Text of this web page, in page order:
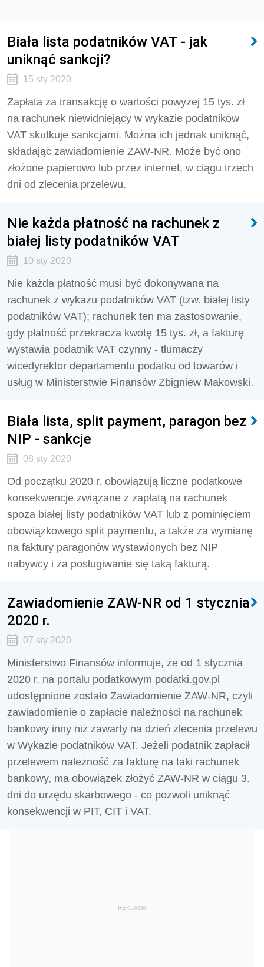
Biała lista podatników VAT - jak
uniknąć sankcji?
15 sty 2020
Zapłata za transakcję o wartości powyżej 15 tys. zł
na rachunek niewidniejący w wykazie podatników
VAT skutkuje sankcjami. Można ich jednak uniknąć,
składając zawiadomienie ZAW-NR. Może być ono
złożone papierowo lub przez internet, w ciągu trzech
dni od zlecenia przelewu.
Nie każda płatność na rachunek z
białej listy podatników VAT
10 sty 2020
Nie każda płatność musi być dokonywana na
rachunek z wykazu podatników VAT (tzw. białej listy
podatników VAT); rachunek ten ma zastosowanie,
gdy płatność przekracza kwotę 15 tys. zł, a fakturę
wystawia podatnik VAT czynny - tłumaczy
wicedyrektor departamentu podatku od towarów i
usług w Ministerstwie Finansów Zbigniew Makowski.
Biała lista, split payment, paragon bez
NIP - sankcje
08 sty 2020
Od początku 2020 r. obowiązują liczne podatkowe
konsekwencje związane z zapłatą na rachunek
spoza białej listy podatników VAT lub z pominięciem
obowiązkowego split paymentu, a także za wymianę
na faktury paragonów wystawionych bez NIP
nabywcy i za posługiwanie się taką fakturą.
Zawiadomienie ZAW-NR od 1 stycznia
2020 r.
07 sty 2020
Ministerstwo Finansów informuje, że od 1 stycznia
2020 r. na portalu podatkowym podatki.gov.pl
udostępnione zostało Zawiadomienie ZAW-NR, czyli
zawiadomienie o zapłacie należności na rachunek
bankowy inny niż zawarty na dzień zlecenia przelewu
w Wykazie podatników VAT. Jeżeli podatnik zapłacił
przelewem należność za fakturę na taki rachunek
bankowy, ma obowiązek złożyć ZAW-NR w ciągu 3.
dni do urzędu skarbowego - co pozwoli uniknąć
konsekwencji w PIT, CIT i VAT.
REKLAMA